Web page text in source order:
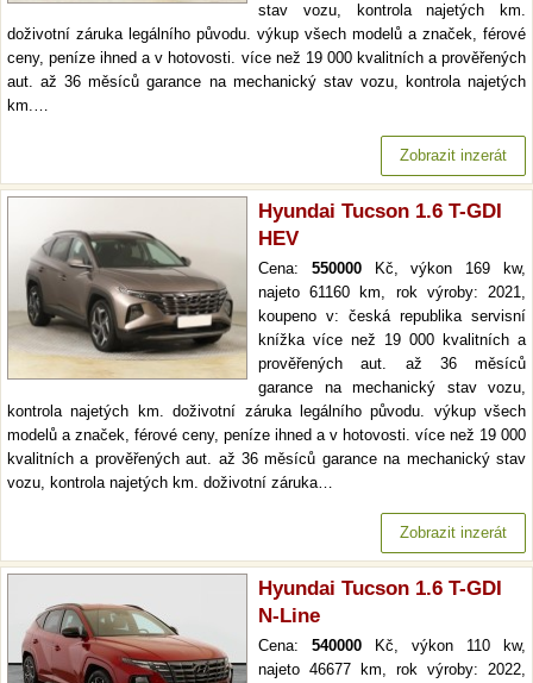
stav vozu, kontrola najetých km.
doživotní záruka legálního původu. výkup všech modelů a značek, férové
ceny, peníze ihned a v hotovosti. více než 19 000 kvalitních a prověřených
aut. až 36 měsíců garance na mechanický stav vozu, kontrola najetých
km.…
Zobrazit inzerát
Hyundai Tucson 1.6 T-GDI
HEV
Cena: 550000Kč, výkon 169 kw,
najeto 61160 km, rok výroby: 2021,
koupeno v: česká republika servisní
knížka více než 19 000 kvalitních a
prověřených aut. až 36 měsíců
garance na mechanický stav vozu,
kontrola najetých km. doživotní záruka legálního původu. výkup všech
modelů a značek, férové ceny, peníze ihned a v hotovosti. více než 19 000
kvalitních a prověřených aut. až 36 měsíců garance na mechanický stav
vozu, kontrola najetých km. doživotní záruka…
Zobrazit inzerát
Hyundai Tucson 1.6 T-GDI
N-Line
Cena: 540000 Kč, výkon 110 kw,
najeto 46677 km, rok výroby: 2022,